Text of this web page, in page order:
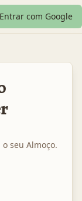
Entrar com Google
o seu Almoço.